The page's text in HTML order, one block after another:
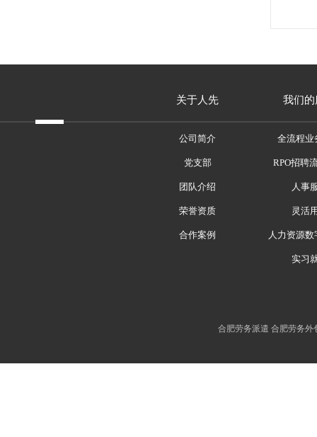
关于人先
公司简介
党支部
团队介绍
荣誉资质
合作案例
我们的
全流程业
RPO招聘
人事
灵活
人力资源
实习
合肥劳务派遣 合肥劳务